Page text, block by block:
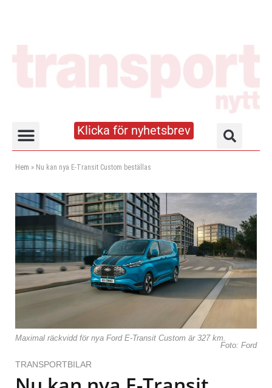
Klicka för nyhetsbrev
Hem » Nu kan nya E-Transit Custom beställas
Maximal räckvidd för nya Ford E-Transit Custom är 327 km.
Foto: Ford
TRANSPORTBILAR